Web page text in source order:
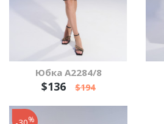
Юбка А2284/8
$136 $194
%